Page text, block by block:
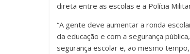
direta entre as escolas e a Polícia
“A gente deve aumentar a ronda
da educação e com a segurança
segurança escolar e, ao mesmo